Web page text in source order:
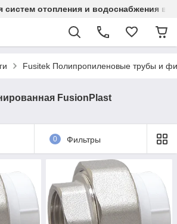
отопления и водоснабжения в
Fusitek Полипропиленовые трубы и
FusionPlast
0 Фильтры